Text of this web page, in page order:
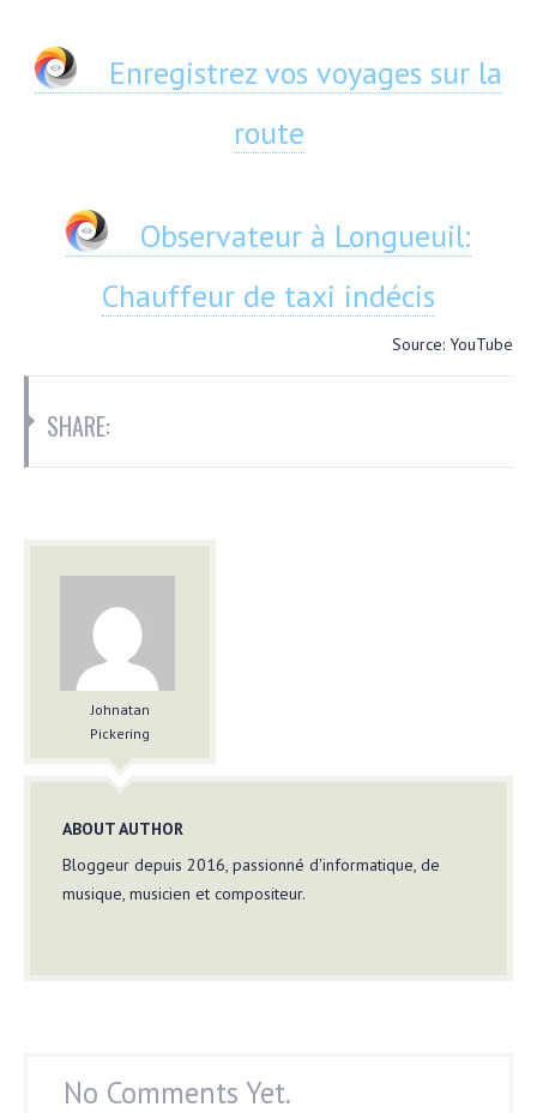
Enregistrez vos voyages sur la
route
Observateur à Longueuil:
Chauffeur de taxi indécis
Source: YouTube
SHARE:
Johnatan
Pickering
ABOUT AUTHOR
Bloggeur depuis 2016, passionné d'informatique, de
musique, musicien et compositeur.
No Comments Yet.